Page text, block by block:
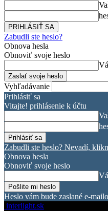
Zabudli ste heslo?
Obnova hesla
Obnoviť svoje heslo
Vyhľadávanie
Prihlásiť sa
Vitajte! prihlásenie k účtu
Zabudli ste heslo? Nevadí,
Obnova hesla
Obnoviť svoje heslo
Heslo vám bude zaslané e-
interlight.sk